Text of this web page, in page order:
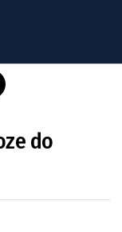
do